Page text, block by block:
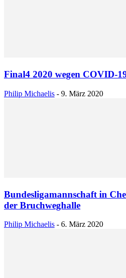
Final4 2020 wegen COVID-
Philip Michaelis - 9. März 2020
Bundesligamannschaft in
der Bruchweghalle
Philip Michaelis - 6. März 2020